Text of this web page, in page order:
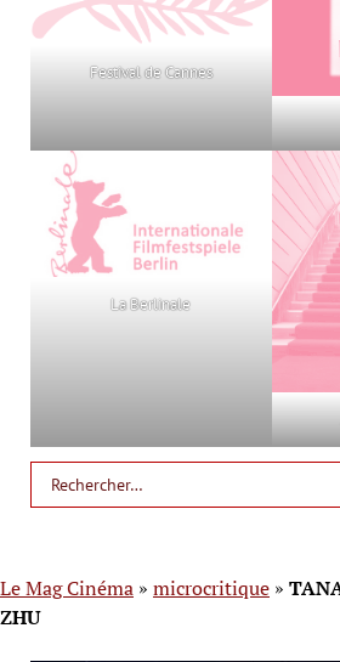
Festival de Cannes
La Berlinale
Le Mag Cinéma » microcritique »
ZHU